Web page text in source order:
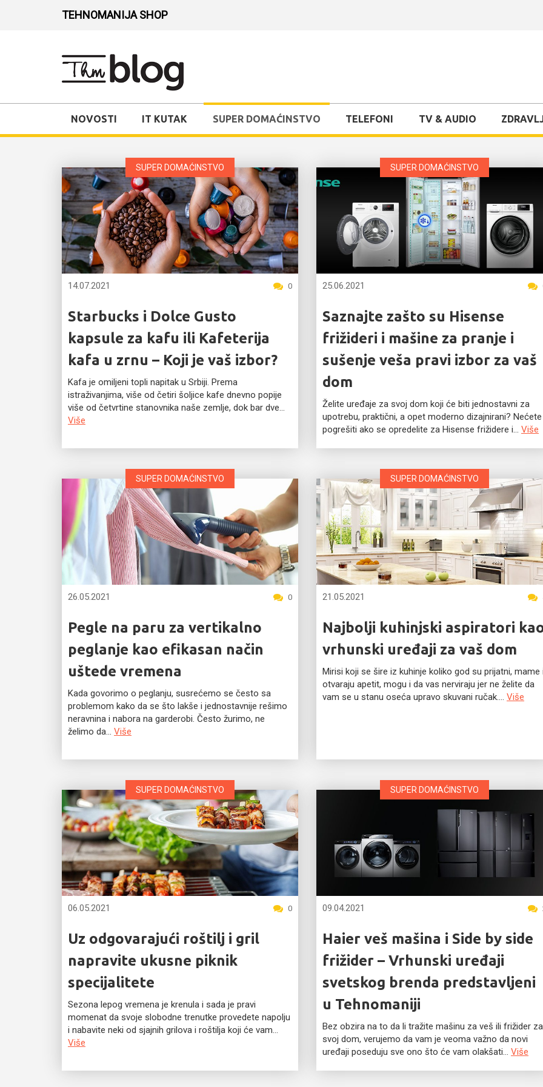
TEHNOMANIJA SHOP
NOVOSTI IT KUTAK SUPER DOMAĆINSTVO TELEFONI TV & AUDIO
SUPER DOMAĆINSTVO
14.07.2021 0
Starbucks i Dolce Gusto
kapsule za kafu ili Kafeterija
kafa u zrnu – Koji je vaš izbor?
Kafa je omiljeni topli napitak u Srbiji. Prema
istraživanjima, više od četiri šoljice kafe dnevno popije
više od četvrtine stanovnika naše zemlje, dok bar dve...
Više
SUPER DOMAĆINSTVO
25.06.2021
Saznajte zašto su Hisense
frižideri i mašine za pranje i
sušenje veša pravi izbor za vaš
dom
Želite uređaje za svoj dom koji će biti jednostavni za
upotrebu, praktični, a opet moderno dizajnirani? Nećete
pogrešiti ako se opredelite za Hisense frižidere i...Više
SUPER DOMAĆINSTVO
26.05.2021 0
Pegle na paru za vertikalno
peglanje kao efikasan način
uštede vremena
Kada govorimo o peglanju, susrećemo se često sa
problemom kako da se što lakše i jednostavnije rešimo
neravnina i nabora na garderobi. Često žurimo, ne
želimo da... Više
SUPER DOMAĆINSTVO
21.05.2021
Najbolji kuhinjski aspiratori
vrhunski uređaji za vaš dom
Mirisi koji se šire iz kuhinje koliko god su prijatni, mame
otvaraju apetit, mogu i da vas nerviraju jer ne želite da
vam se u stanu oseća upravo skuvani ručak....Više
SUPER DOMAĆINSTVO
06.05.2021 0
Uz odgovarajući roštilj i gril
napravite ukusne piknik
specijalitete
Sezona lepog vremena je krenula i sada je pravi
momenat da svoje slobodne trenutke provedete napolju
i nabavite neki od sjajnih grilova i roštilja koji će vam...
Više
SUPER DOMAĆINSTVO
09.04.2021
Haier veš mašina i Side by side
frižider – Vrhunski uređaji
svetskog brenda predstavljeni
u Tehnomaniji
Bez obzira na to da li tražite mašinu za veš ili frižider za
svoj dom, verujemo da vam je veoma važno da novi
uređaji poseduju sve ono što će vam olakšati...Više